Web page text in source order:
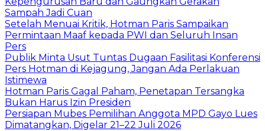
Sampah Jadi Cuan
Setelah Menuai Kritik, Hotman Paris Sampaikan
Permintaan Maaf kepada PWI dan Seluruh Insan
Pers
Publik Minta Usut Tuntas Dugaan Fasilitasi Konferensi
Pers Hotman di Kejagung, Jangan Ada Perlakuan
Istimewa
Hotman Paris Gagal Paham, Penetapan Tersangka
Bukan Harus Izin Presiden
Persiapan Mubes Pemilihan Anggota MPD Gayo Lues
Dimatangkan, Digelar 21–22 Juli 2026